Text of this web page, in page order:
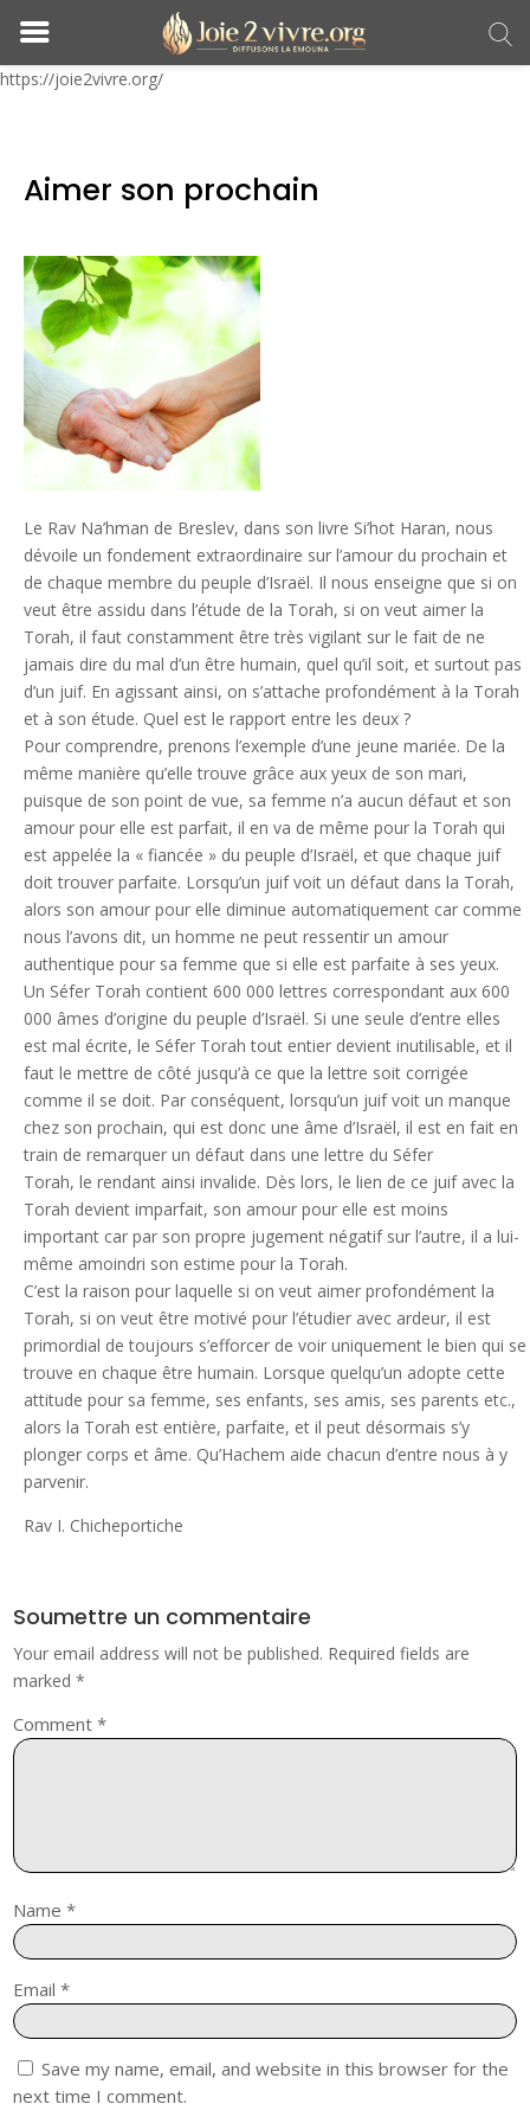
https://joie2vivre.org/
Aimer son prochain
Le Rav Na’hman de Breslev, dans son livre Si’hot Haran, nous
dévoile un fondement extraordinaire sur l’amour du prochain et
de chaque membre du peuple d’Israël. Il nous enseigne que si on
veut être assidu dans l’étude de la Torah, si on veut aimer la
Torah, il faut constamment être très vigilant sur le fait de ne
jamais dire du mal d’un être humain, quel qu’il soit, et surtout pas
d’un juif. En agissant ainsi, on s’attache profondément à la Torah
et à son étude. Quel est le rapport entre les deux ?
Pour comprendre, prenons l’exemple d’une jeune mariée. De la
même manière qu’elle trouve grâce aux yeux de son mari,
puisque de son point de vue, sa femme n’a aucun défaut et son
amour pour elle est parfait, il en va de même pour la Torah qui
est appelée la « fiancée » du peuple d’Israël, et que chaque juif
doit trouver parfaite. Lorsqu’un juif voit un défaut dans la Torah,
alors son amour pour elle diminue automatiquement car comme
nous l’avons dit, un homme ne peut ressentir un amour
authentique pour sa femme que si elle est parfaite à ses yeux.
Un Séfer Torah contient 600 000 lettres correspondant aux 600
000 âmes d’origine du peuple d’Israël. Si une seule d’entre elles
est mal écrite, le Séfer Torah tout entier devient inutilisable, et il
faut le mettre de côté jusqu’à ce que la lettre soit corrigée
comme il se doit. Par conséquent, lorsqu’un juif voit un manque
chez son prochain, qui est donc une âme d’Israël, il est en fait en
train de remarquer un défaut dans une lettre du Séfer
Torah, le rendant ainsi invalide. Dès lors, le lien de ce juif avec la
Torah devient imparfait, son amour pour elle est moins
important car par son propre jugement négatif sur l’autre, il a lui-
même amoindri son estime pour la Torah.
C’est la raison pour laquelle si on veut aimer profondément la
Torah, si on veut être motivé pour l’étudier avec ardeur, il est
primordial de toujours s’efforcer de voir uniquement le bien qui se
trouve en chaque être humain. Lorsque quelqu’un adopte cette
attitude pour sa femme, ses enfants, ses amis, ses parents etc.,
alors la Torah est entière, parfaite, et il peut désormais s’y
plonger corps et âme. Qu’Hachem aide chacun d’entre nous à y
parvenir.
Rav I. Chicheportiche
Soumettre un commentaire
Your email address will not be published. Required fields are
marked*
Comment*
Name*
Email*
Save my name, email, and website in this browser for the
next time I comment.